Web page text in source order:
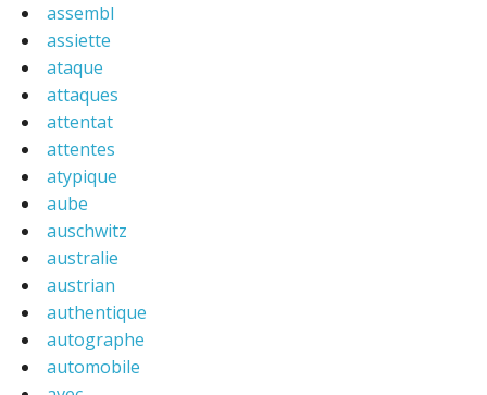
assembl
assiette
ataque
attaques
attentat
attentes
atypique
aube
auschwitz
australie
austrian
authentique
autographe
automobile